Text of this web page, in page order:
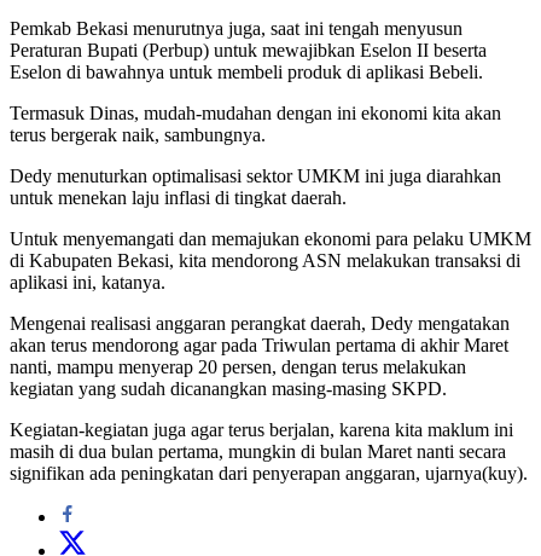
Pemkab Bekasi menurutnya juga, saat ini tengah menyusun
Peraturan Bupati (Perbup) untuk mewajibkan Eselon II beserta
Eselon di bawahnya untuk membeli produk di aplikasi Bebeli.
Termasuk Dinas, mudah-mudahan dengan ini ekonomi kita akan
terus bergerak naik, sambungnya.
Dedy menuturkan optimalisasi sektor UMKM ini juga diarahkan
untuk menekan laju inflasi di tingkat daerah.
Untuk menyemangati dan memajukan ekonomi para pelaku UMKM
di Kabupaten Bekasi, kita mendorong ASN melakukan transaksi di
aplikasi ini, katanya.
Mengenai realisasi anggaran perangkat daerah, Dedy mengatakan
akan terus mendorong agar pada Triwulan pertama di akhir Maret
nanti, mampu menyerap 20 persen, dengan terus melakukan
kegiatan yang sudah dicanangkan masing-masing SKPD.
Kegiatan-kegiatan juga agar terus berjalan, karena kita maklum ini
masih di dua bulan pertama, mungkin di bulan Maret nanti secara
signifikan ada peningkatan dari penyerapan anggaran, ujarnya(kuy).